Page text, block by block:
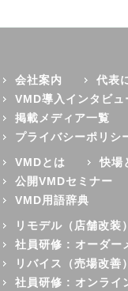
会社案内 代表
VMD導入インタビュ
掲載メディア一覧
プライバシーポリシ
VMDとは
快場
公開VMDセミナー
VMD用語辞典
リモデル（店舗改装）
社員研修 : オーダー
リバイス（売場改善）
社員研修 : オンライ